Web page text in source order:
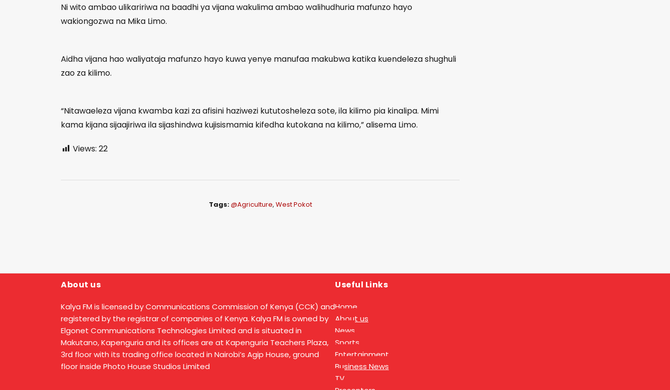
Ni wito ambao ulikaririwa na baadhi ya vijana wakulima ambao walihudhuria mafunzo hayo
wakiongozwa na Mika Limo.
Aidha vijana hao waliyataja mafunzo hayo kuwa yenye manufaa makubwa katika kuendeleza shughuli
zao za kilimo.
“Nitawaeleza vijana kwamba kazi za afisini haziwezi kututosheleza sote, ila kilimo pia kinalipa. Mimi
kama kijana sijaajiriwa ila sijashindwa kujisismamia kifedha kutokana na kilimo,” alisema Limo.
Views: 22
Tags:@Agriculture, West Pokot
About us
Kalya FM is licensed by Communications Commission of Kenya (CCK) and
registered by the registrar of companies of Kenya. Kalya FM is owned by
Elgonet Communications Technologies Limited and is situated in
Makutano, Kapenguria and its offices are at Kapenguria Teachers Plaza,
3rd floor with its trading office located in Nairobi’s Agip House, ground
floor inside Photo House Studios Limited
Useful Links
Home
About us
News
Sports
Entertainment
Business News
TV